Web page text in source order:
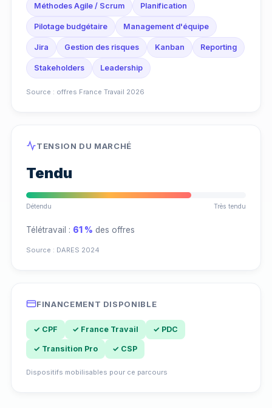
Méthodes Agile / Scrum Planification
Pilotage budgétaire Management d'équipe
Jira Gestion des risques Kanban Reporting
Stakeholders Leadership
Source : offres France Travail 2026
TENSION DU MARCHÉ
Tendu
Détendu Très tendu
Télétravail : 61 % des offres
Source : DARES 2024
FINANCEMENT DISPONIBLE
✓ CPF ✓ France Travail ✓ PDC
✓ Transition Pro ✓ CSP
Dispositifs mobilisables pour ce parcours